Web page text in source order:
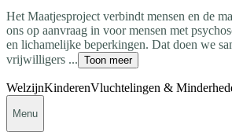
Het Maatjesproject verbindt mensen en de
ons op aanvraag in voor mensen met
en lichamelijke beperkingen. Dat doen we
vrijwilligers ... Toon meer
WelzijnKinderenVluchtelingen &
Menu